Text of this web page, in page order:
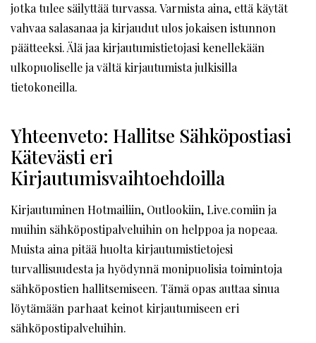
jotka tulee säilyttää turvassa. Varmista aina, että käytät
vahvaa salasanaa ja kirjaudut ulos jokaisen istunnon
päätteeksi. Älä jaa kirjautumistietojasi kenellekään
ulkopuoliselle ja vältä kirjautumista julkisilla
tietokoneilla.
Yhteenveto: Hallitse Sähköpostiasi
Kätevästi eri
Kirjautumisvaihtoehdoilla
Kirjautuminen Hotmailiin, Outlookiin, Live.comiin ja
muihin sähköpostipalveluihin on helppoa ja nopeaa.
Muista aina pitää huolta kirjautumistietojesi
turvallisuudesta ja hyödynnä monipuolisia toimintoja
sähköpostien hallitsemiseen. Tämä opas auttaa sinua
löytämään parhaat keinot kirjautumiseen eri
sähköpostipalveluihin.